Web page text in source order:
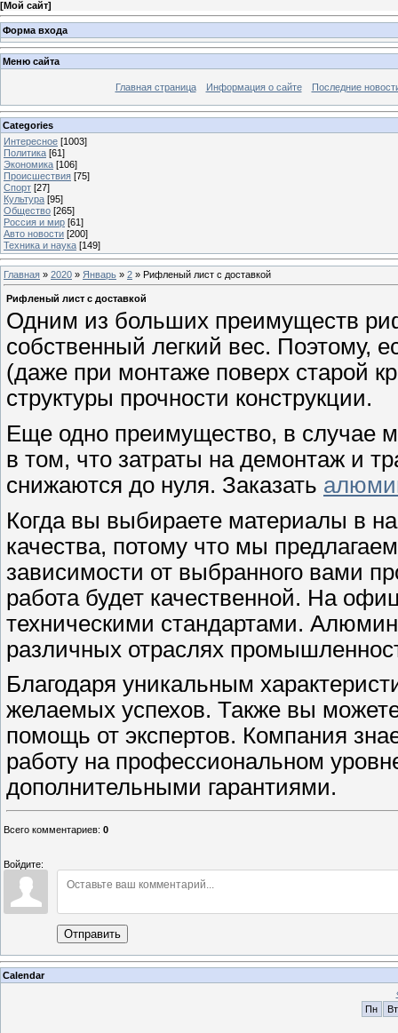
[Мой сайт]
Форма входа
Меню сайта
Главная страница Информация о сайте Последние
Categories
Интересное [1003]
Политика [61]
Экономика [106]
Происшествия [75]
Спорт [27]
Культура [95]
Общество [265]
Россия и мир [61]
Авто новости [200]
Техника и наука [149]
Главная » 2020 » Январь » 2 » Рифленый лист с доставкой
Рифленый лист с доставкой
Одним из больших преимуществ
собственный легкий вес. Поэтому,
(даже при монтаже поверх старой
структуры прочности конструкции.
Еще одно преимущество, в случае
в том, что затраты на демонтаж и
снижаются до нуля. Заказать
Когда вы выбираете материалы в
качества, потому что мы
зависимости от выбранного вами
работа будет качественной. На
техническими стандартами.
различных отраслях
Благодаря уникальным
желаемых успехов. Также вы
помощь от экспертов. Компания
работу на профессиональном
дополнительными гарантиями.
Всего комментариев: 0
Войдите:
Отправить
Calendar
Пн
Вт